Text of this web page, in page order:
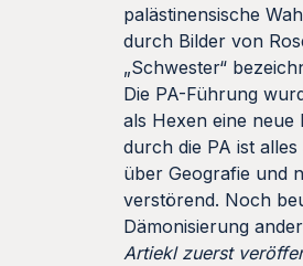
palästinensische
durch Bilder von
„Schwester“
Die PA-Führung
als Hexen eine neue
durch die PA ist
über Geografie und
verstörend. Noch
Dämonisierung
Artiekl zuerst